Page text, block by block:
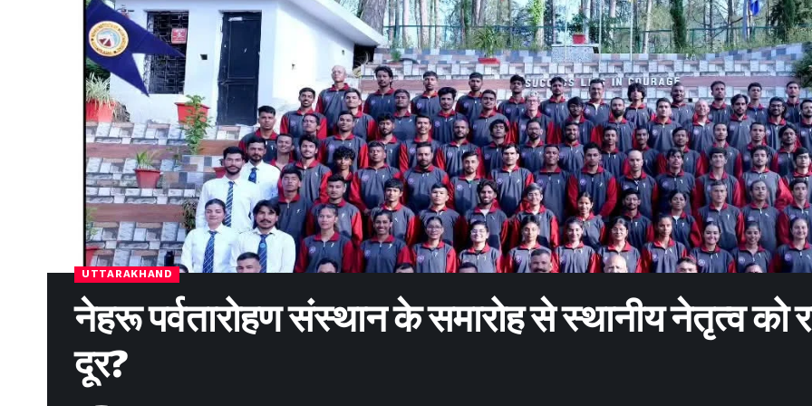
UTTARAKHAND
नेहरू पर्वतारोहण संस्थान के समारोह से स्थानीय नेतृत्व को
दूर?